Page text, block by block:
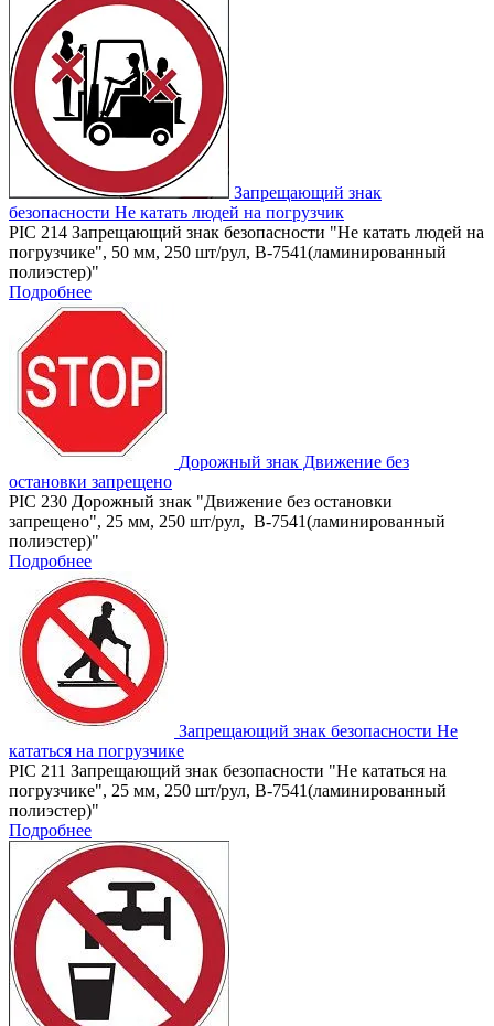
Запрещающий знак
безопасности Не катать людей на погрузчик
PIC 214 Запрещающий знак безопасности "Не катать людей на
погрузчике", 50 мм, 250 шт/рул, B-7541(ламинированный
полиэстер)"
Подробнее
Дорожный знак Движение без
остановки запрещено
PIC 230 Дорожный знак "Движение без остановки
запрещено", 25 мм, 250 шт/рул, B-7541(ламинированный
полиэстер)"
Подробнее
Запрещающий знак безопасности Не
кататься на погрузчике
PIC 211 Запрещающий знак безопасности "Не кататься на
погрузчике", 25 мм, 250 шт/рул, B-7541(ламинированный
полиэстер)"
Подробнее